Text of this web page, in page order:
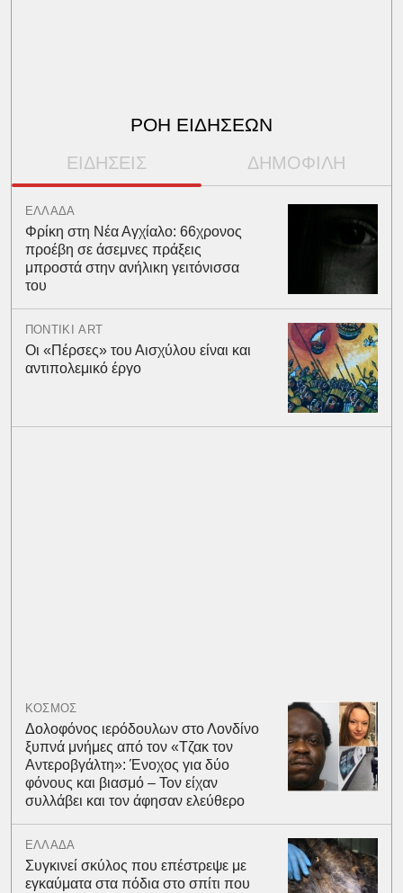
ΡΟΗ ΕΙΔΗΣΕΩΝ
ΕΙΔΗΣΕΙΣ ΔΗΜΟΦΙΛΗ
ΕΛΛΑΔΑ
Φρίκη στη Νέα Αγχίαλο: 66χρονος
προέβη σε άσεμνες πράξεις
μπροστά στην ανήλικη γειτόνισσα
του
ΠΟΝΤΙΚΙ ART
Οι «Πέρσες» του Αισχύλου είναι και
αντιπολεμικό έργο
ΚΟΣΜΟΣ
Δολοφόνος ιερόδουλων στο Λονδίνο
ξυπνά μνήμες από τον «Τζακ τον
Αντεροβγάλτη»: Ένοχος για δύο
φόνους και βιασμό – Τον είχαν
συλλάβει και τον άφησαν ελεύθερο
ΕΛΛΑΔΑ
Συγκινεί σκύλος που επέστρεψε με
εγκαύματα στα πόδια στο σπίτι που